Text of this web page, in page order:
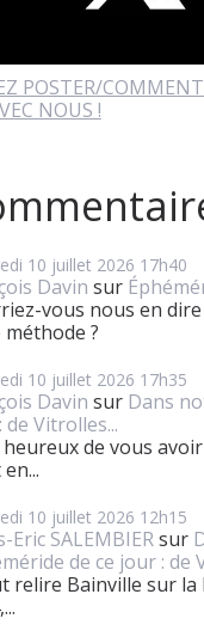
POSTER/
NOUS !
10 juillet 2026 17h40
Davin sur
vous nous en
?
10 juillet 2026 17h35
Davin sur Dans
de Vitrolles...
de vous
10 juillet 2026 12h15
Eric SALEMBIERsur
de ce jour : de
relire Bainville sur la